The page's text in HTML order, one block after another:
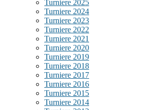
Turniere 2025
Turniere 2024
Turniere 2023
Turniere 2022
Turniere 2021
Turniere 2020
Turniere 2019
Turniere 2018
Turniere 2017
Turniere 2016
Turniere 2015
Turniere 2014